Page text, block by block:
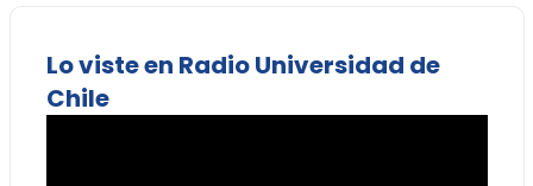
Lo viste en Radio Universidad de
Chile